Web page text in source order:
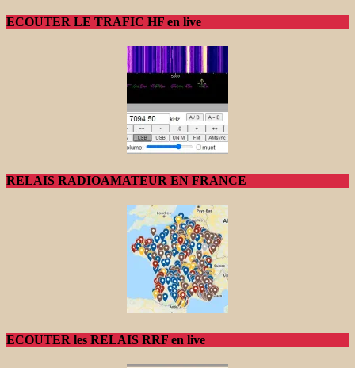
ECOUTER LE TRAFIC HF en live
RELAIS RADIOAMATEUR EN FRANCE
ECOUTER les RELAIS RRF en live